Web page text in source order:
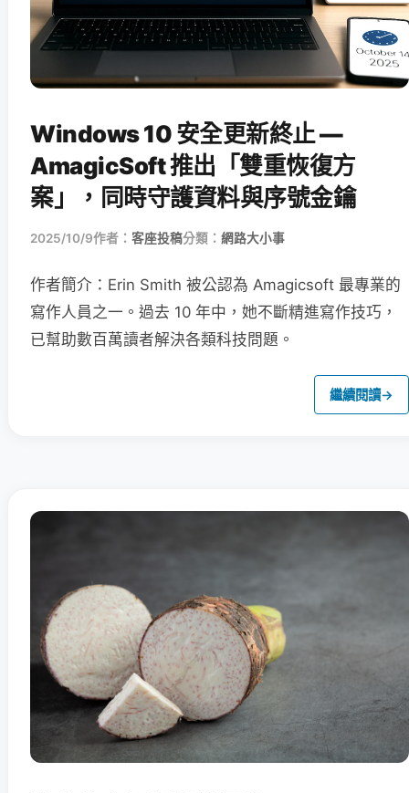
Windows 10 安全更新終止 —
AmagicSoft 推出「雙重恢復方
案」，同時守護資料與序號金鑰
2025/10/9作者： 客座投稿分類： 網路大小事
作者簡介：Erin Smith 被公認為 Amagicsoft 最專業的
寫作人員之一。過去 10 年中，她不斷精進寫作技巧，
已幫助數百萬讀者解決各類科技問題。
繼續閱讀→